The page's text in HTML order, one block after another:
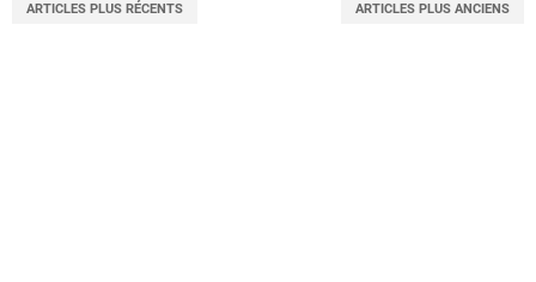
ARTICLES PLUS RÉCENTS ARTICLES PLUS ANCIENS